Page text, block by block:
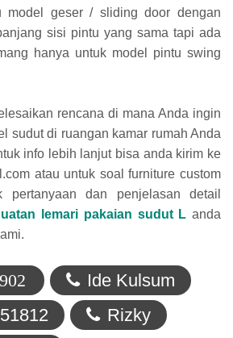
model geser / sliding door dengan
sisi pintu yang sama tapi ada
hanya untuk model pintu swing
rencana di mana Anda ingin
sudut di ruangan kamar rumah Anda
info lebih lanjut bisa anda kirim ke
atau untuk soal furniture custom
pertanyaan dan penjelasan detail
lemari pakaian sudut L anda
Ide Kulsum
Rizky